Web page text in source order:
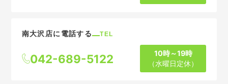
南大沢店に電話する TEL
042-689-5122
10時～19時
（水曜日定休）